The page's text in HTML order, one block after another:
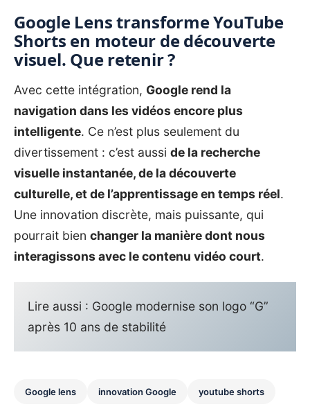
Google Lens transforme YouTube
Shorts en moteur de découverte
visuel. Que retenir ?
Avec cette intégration, Google rend la
navigation dans les vidéos encore plus
intelligente. Ce n’est plus seulement du
divertissement : c’est aussi de la recherche
visuelle instantanée, de la découverte
culturelle, et de l’apprentissage en temps réel.
Une innovation discrète, mais puissante, qui
pourrait bien changer la manière dont nous
interagissons avec le contenu vidéo court.
Lire aussi : Google modernise son logo “G”
après 10 ans de stabilité
Google lens innovation Google youtube shorts